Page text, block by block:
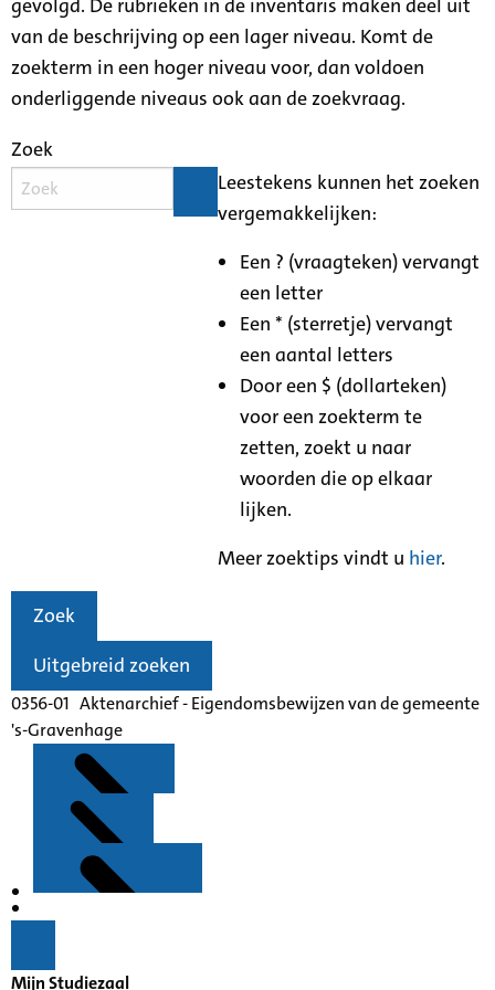
van de beschrijving op een lager niveau. Komt de
zoekterm in een hoger niveau voor, dan voldoen
onderliggende niveaus ook aan de zoekvraag.
Zoek
Leestekens kunnen het zoeken
vergemakkelijken:
Een ? (vraagteken) vervangt
een letter
Een * (sterretje) vervangt
een aantal letters
Door een $ (dollarteken)
voor een zoekterm te
zetten, zoekt u naar
woorden die op elkaar
lijken.
Meer zoektips vindt u hier.
Zoek
Uitgebreid zoeken
0356-01 Aktenarchief - Eigendomsbewijzen van de gemeente
's-Gravenhage
Mijn Studiezaal